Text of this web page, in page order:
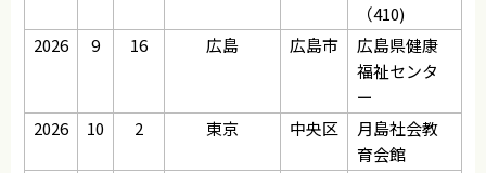
（410)
2026
9 16 広島 広島市
広島県健康
福祉センタ
ー
2026
10 2 東京 中央区
月島社会教
育会館